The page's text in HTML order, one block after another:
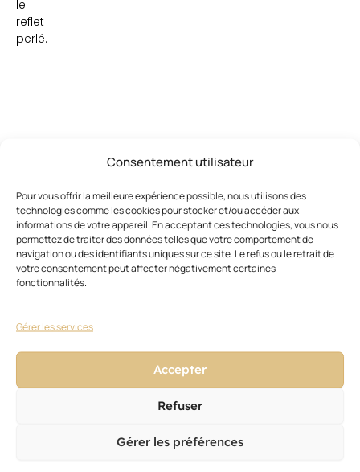
Consentement utilisateur
Pour vous offrir la meilleure expérience possible, nous utilisons des
technologies comme les cookies pour stocker et/ou accéder aux
informations de votre appareil. En acceptant ces technologies, vous nous
permettez de traiter des données telles que votre comportement de
navigation ou des identifiants uniques sur ce site. Le refus ou le retrait de
votre consentement peut affecter négativement certaines
fonctionnalités.
Gérer les services
Accepter
Refuser
Gérer les préférences
le
reflet
perlé.
intéresser
tout